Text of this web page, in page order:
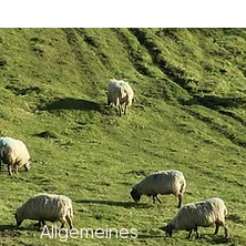
Videoüberwachung in
deutschen Schlachthöfen
soll zur Pflicht werden –
Allgemeines